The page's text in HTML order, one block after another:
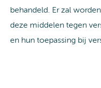
behandeld. Er zal
deze middelen tegen
en hun toepassing bij